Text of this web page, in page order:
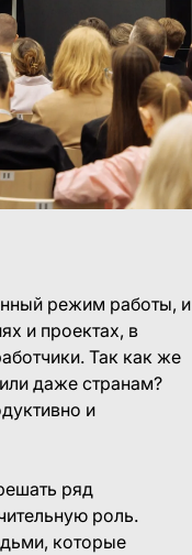
режим работы, и
и проектах, в
Так как же
даже странам?
и
ряд
роль.
которые